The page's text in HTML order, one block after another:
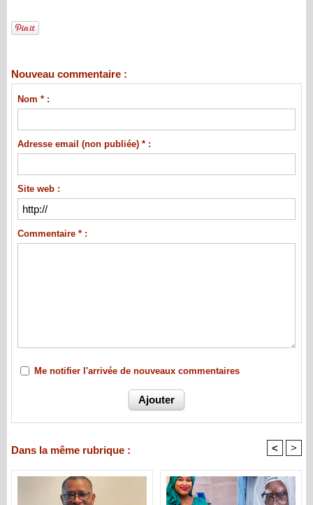
Nouveau commentaire :
Nom * :
Adresse email (non publiée) * :
Site web :
Commentaire * :
Me notifier l'arrivée de nouveaux commentaires
Dans la même rubrique : < >